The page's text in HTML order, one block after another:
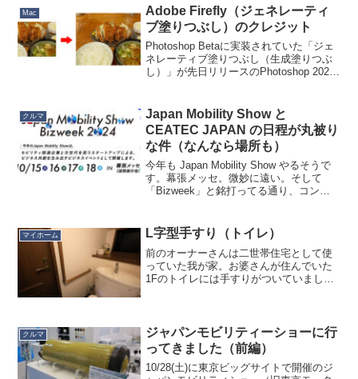
Mac
Adobe Firefly（ジェネレーティ
ブ塗りつぶし）のクレジット
Photoshop Betaに実装されていた「ジェ
ネレーティブ塗りつぶし（生成塗りつぶ
し）」が先日リリースのPhotoshop 2024
真を二次利用するケースなどでも...
クルマ
Japan Mobility Show と
CEATEC JAPAN の日程が丸被り
な件（なんなら場所も）
今年も Japan Mobility Show やるそうで
す。幕張メッセ。微妙に遠い。そして
「Bizweek」と銘打ってる通り、コンシ
視感あるなぁと思ったら、CEATE...
マイホーム L字型手すり（トイレ）
前のオーナーさんは二世帯住宅として使
っていた我が家。お婆さんが住んでいた
1Fのトイレには手すりがついていました
ので、ようやく付けま...
クルマ
ジャパンモビリティーショーに行
ってきました（前編）
10/28(土)に東京ビッグサイトで開催のジ